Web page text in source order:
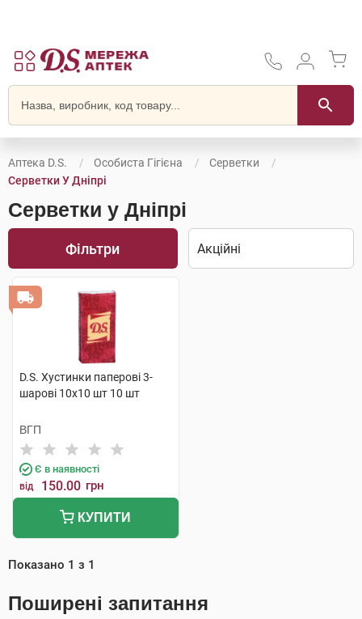
Аптека D.S. Особиста Гігієна
Серветки
Серветки У Дніпрі
Серветки у Дніпрі
Фільтри
D.S. Хустинки паперові 3-
шарові 10х10 шт 10 шт
ВГП
Є в наявності
від 150.00 грн
КУПИТИ
Показано 1 з 1
Поширені запитання